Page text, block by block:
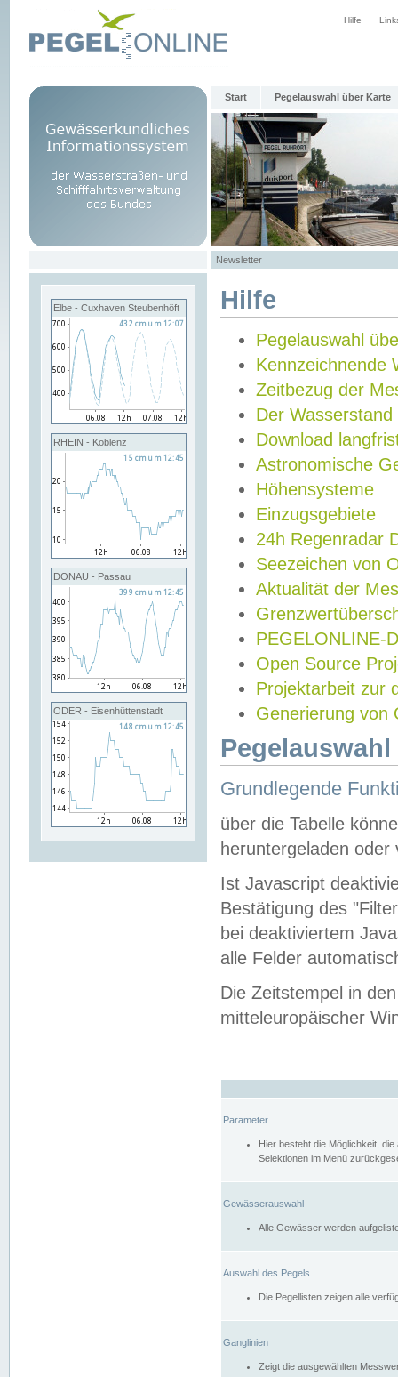
Hilfe
Start Pegelauswahl über Karte
Newsletter
Elbe - Cuxhaven Steubenhöft
RHEIN - Koblenz
DONAU - Passau
ODER - Eisenhüttenstadt
Hilfe
Pegelauswahl
Kennzeichnende
Zeitbezug der
Der Wasserstand
Download
Astronomische
Höhensysteme
Einzugsgebiete
24h Regenradar
Seezeichen von
Aktualität der
PEGELONLINE-
Open Source
Projektarbeit zur
Generierung von
Grundlegende
über die Tabelle
heruntergeladen oder
Ist Javascript
Bestätigung des
bei deaktiviertem
alle Felder
Die Zeitstempel in
mitteleuropäischer
Parameter
Hier besteht die Möglichkeit,
Selektionen im Menü
Gewässerauswahl
Alle Gewässer werden
Auswahl des Pegels
Die Pegellisten zeigen alle
Ganglinien
Zeigt die ausgewählten